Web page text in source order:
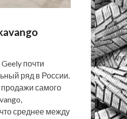
почти
ряд в России.
самого
среднее между